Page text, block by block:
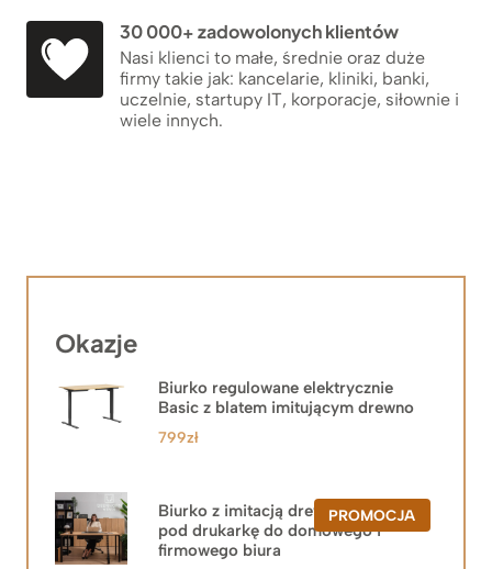
30 000+ zadowolonych klientów
Nasi klienci to małe, średnie oraz duże
firmy takie jak: kancelarie, kliniki, banki,
uczelnie, startupy IT, korporacje, siłownie i
wiele innych.
Okazje
Biurko regulowane elektrycznie
Basic z blatem imitującym drewno
799zł
PROMOCJAPRODUKT
W
Biurko z imitacją drewna z szafką
pod drukarkę do domowego i
firmowego biura